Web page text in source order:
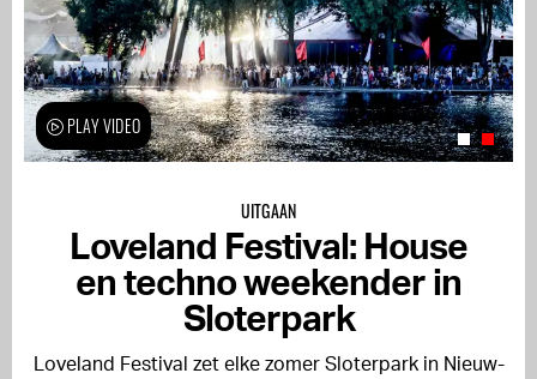
UITGAAN
Loveland Festival: House
en techno weekender in
Sloterpark
Loveland Festival zet elke zomer Sloterpark in Nieuw-
PLAY VIDEO